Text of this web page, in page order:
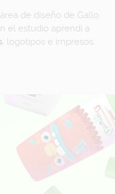
de diseño de Gallo
el estudio aprendí a
, logotipos e impresos.